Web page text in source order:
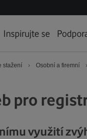
Inspirujte se
stažení › Osobní a firemní ›
pro
využití